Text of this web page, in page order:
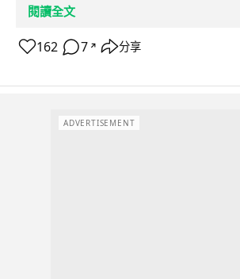
閱讀全文
162 7 ↗ 分享
ADVERTISEMENT